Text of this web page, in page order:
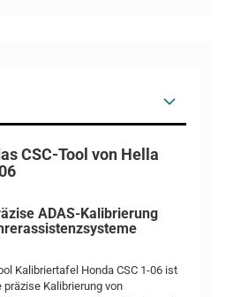
CSC-Tool von Hella
ADAS-Kalibrierung
Kalibriertafel Honda CSC 1-06 ist
Kalibrierung von